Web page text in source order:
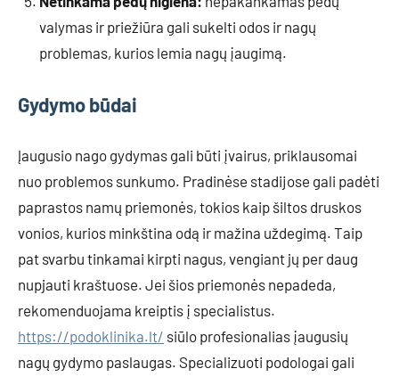
valymas ir priežiūra gali sukelti odos ir nagų
problemas, kurios lemia nagų įaugimą.
Gydymo būdai
Įaugusio nago gydymas gali būti įvairus, priklausomai
nuo problemos sunkumo. Pradinėse stadijose gali padėti
paprastos namų priemonės, tokios kaip šiltos druskos
vonios, kurios minkština odą ir mažina uždegimą. Taip
pat svarbu tinkamai kirpti nagus, vengiant jų per daug
nupjauti kraštuose. Jei šios priemonės nepadeda,
rekomenduojama kreiptis į specialistus.
https://podoklinika.lt/ siūlo profesionalias įaugusių
nagų gydymo paslaugas. Specializuoti podologai gali